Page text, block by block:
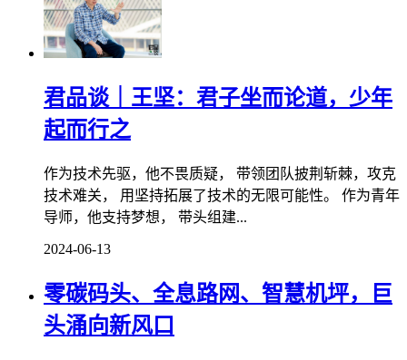
君品谈｜王坚：君子坐而论道，少年
起而行之
作为技术先驱，他不畏质疑， 带领团队披荆斩棘，攻克
技术难关， 用坚持拓展了技术的无限可能性。 作为青年
导师，他支持梦想， 带头组建...
2024-06-13
零碳码头、全息路网、智慧机坪，巨
头涌向新风口